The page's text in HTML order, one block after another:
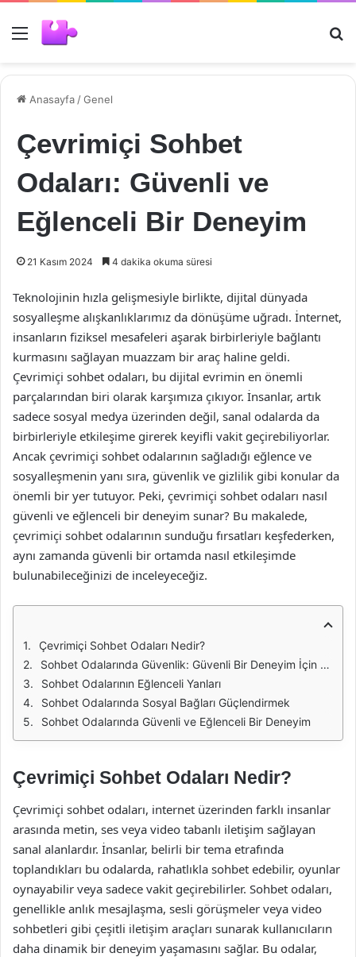
Menü
Anasayfa /Genel
Çevrimiçi Sohbet
Odaları: Güvenli ve
Eğlenceli Bir Deneyim
21 Kasım 2024 4 dakika okuma süresi
Teknolojinin hızla gelişmesiyle birlikte, dijital dünyada
sosyalleşme alışkanlıklarımız da dönüşüme uğradı. İnternet,
insanların fiziksel mesafeleri aşarak birbirleriyle bağlantı
kurmasını sağlayan muazzam bir araç haline geldi.
Çevrimiçi sohbet odaları, bu dijital evrimin en önemli
parçalarından biri olarak karşımıza çıkıyor. İnsanlar, artık
sadece sosyal medya üzerinden değil, sanal odalarda da
birbirleriyle etkileşime girerek keyifli vakit geçirebiliyorlar.
Ancak çevrimiçi sohbet odalarının sağladığı eğlence ve
sosyalleşmenin yanı sıra, güvenlik ve gizlilik gibi konular da
önemli bir yer tutuyor. Peki, çevrimiçi sohbet odaları nasıl
güvenli ve eğlenceli bir deneyim sunar? Bu makalede,
çevrimiçi sohbet odalarının sunduğu fırsatları keşfederken,
aynı zamanda güvenli bir ortamda nasıl etkileşimde
bulunabileceğinizi de inceleyeceğiz.
Çevrimiçi Sohbet Odaları Nedir?
Sohbet Odalarında Güvenlik: Güvenli Bir Deneyim İçin Dikkat Edilmesi Gerekenler
Sohbet Odalarının Eğlenceli Yanları
Sohbet Odalarında Sosyal Bağları Güçlendirmek
Sohbet Odalarında Güvenli ve Eğlenceli Bir Deneyim
Çevrimiçi Sohbet Odaları Nedir?
Çevrimiçi sohbet odaları, internet üzerinden farklı insanlar
arasında metin, ses veya video tabanlı iletişim sağlayan
sanal alanlardır. İnsanlar, belirli bir tema etrafında
toplandıkları bu odalarda, rahatlıkla sohbet edebilir, oyunlar
oynayabilir veya sadece vakit geçirebilirler. Sohbet odaları,
genellikle anlık mesajlaşma, sesli görüşmeler veya video
sohbetleri gibi çeşitli iletişim araçları sunarak kullanıcıların
daha dinamik bir deneyim yaşamasını sağlar. Bu odalar,